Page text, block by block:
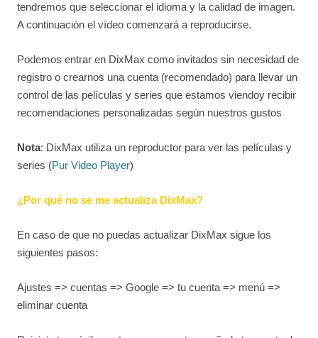
tendremos que seleccionar el idioma y la calidad de imagen.
A continuación el vídeo comenzará a reproducirse.
Podemos entrar en DixMax como invitados sin necesidad de
registro o crearnos una cuenta (recomendado) para llevar un
control de las películas y series que estamos viendoy recibir
recomendaciones personalizadas según nuestros gustos
Nota: DixMax utiliza un reproductor para ver las películas y
series (Pur Video Player)
¿Por qué no se me actualiza DixMax?
En caso de que no puedas actualizar DixMax sigue los
siguientes pasos:
Ajustes => cuentas => Google => tu cuenta => menú =>
eliminar cuenta